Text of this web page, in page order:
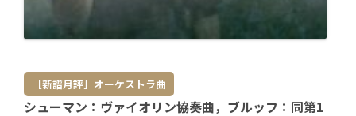
［新譜月評］オーケストラ曲
シューマン：ヴァイオリン協奏曲，ブルッフ：同第1